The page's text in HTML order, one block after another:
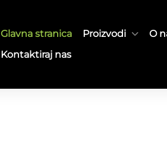
Glavna stranica Proizvodi O
Kontaktiraj nas